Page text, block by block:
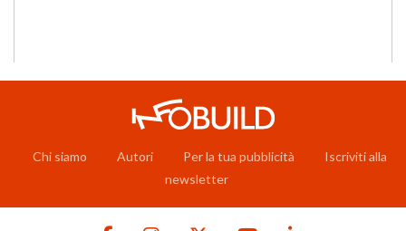
Chi siamo Autori Per la tua pubblicità
Iscriviti alla
newsletter